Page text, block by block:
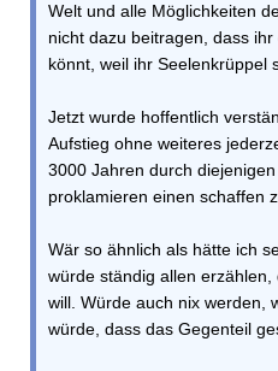
Welt und alle Möglichkeiten
nicht dazu beitragen, dass
könnt, weil ihr Seelenkrüppel
Jetzt wurde hoffentlich
Aufstieg ohne weiteres
3000 Jahren durch
proklamieren einen schaffen
Wär so ähnlich als hätte ich
würde ständig allen
will. Würde auch nix werden,
würde, dass das Gegenteil